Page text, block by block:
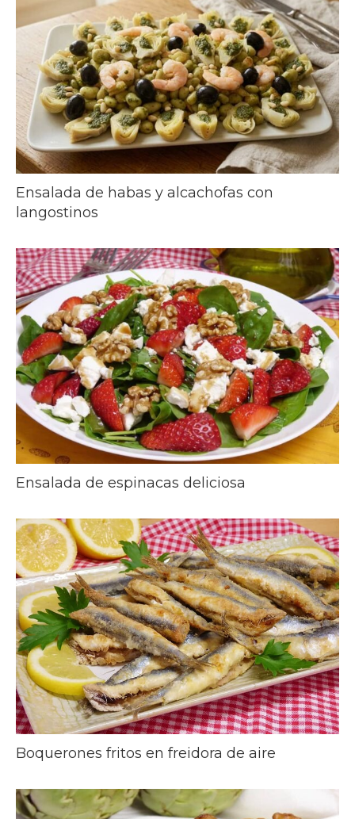
Ensalada de habas y alcachofas con
langostinos
Ensalada de espinacas deliciosa
Boquerones fritos en freidora de aire